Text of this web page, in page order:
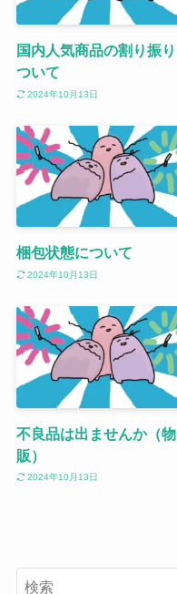
国内人気商品の割り振
ついて
2024年10月13日
梱包状態について
2024年10月13日
不良品は出ませんか（物
販）
2024年10月13日